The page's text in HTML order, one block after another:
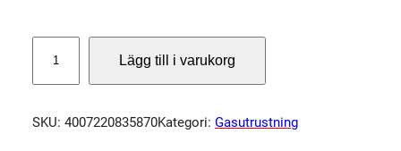
S
I
Lägg till i varukorg
SKU: 4007220835870Kategori: Gasutrustning